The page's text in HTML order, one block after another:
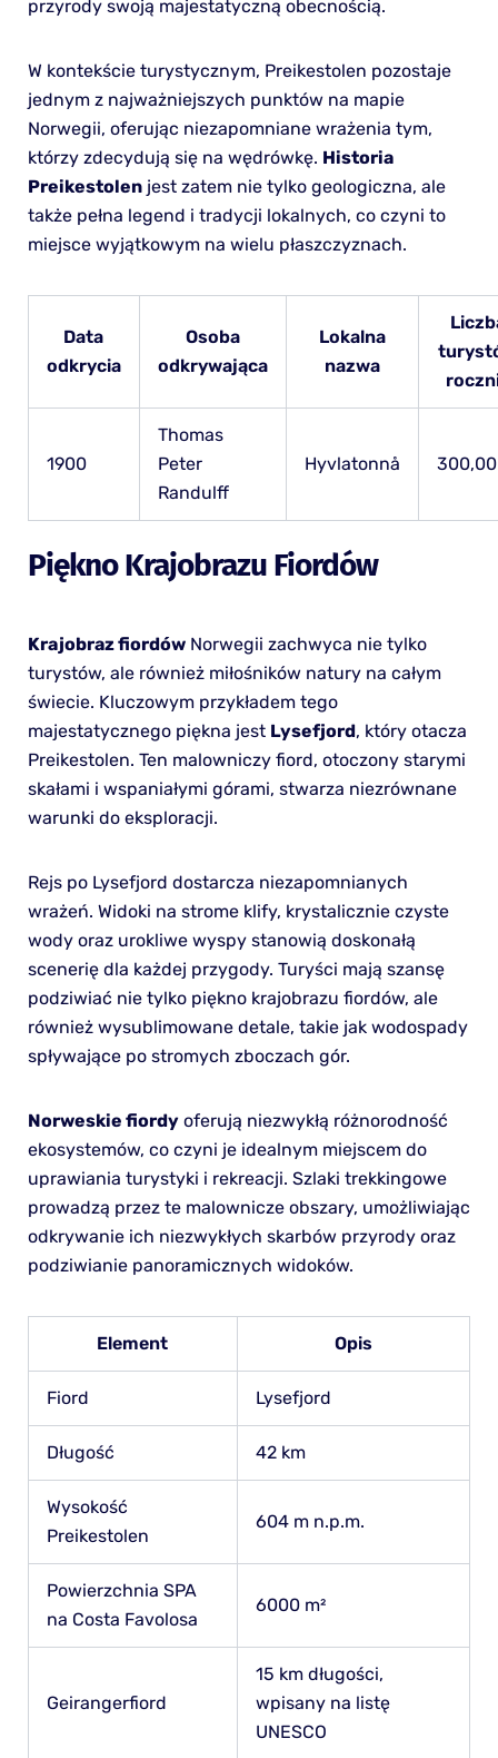
przyrody swoją majestatyczną obecnością.
W kontekście turystycznym, Preikestolen pozostaje
jednym z najważniejszych punktów na mapie
Norwegii, oferując niezapomniane wrażenia tym,
którzy zdecydują się na wędrówkę. Historia
Preikestolenjest zatem nie tylko geologiczna, ale
także pełna legend i tradycji lokalnych, co czyni to
miejsce wyjątkowym na wielu płaszczyznach.
Data
odkrycia
Osoba
odkrywająca
Lokalna
nazwa
1900
Thomas
Peter
Randulff
Hyvlatonnå
Piękno Krajobrazu Fiordów
Krajobraz fiordówNorwegii zachwyca nie tylko
turystów, ale również miłośników natury na całym
świecie. Kluczowym przykładem tego
majestatycznego piękna jest Lysefjord, który otacza
Preikestolen. Ten malowniczy fiord, otoczony starymi
skałami i wspaniałymi górami, stwarza niezrównane
warunki do eksploracji.
Rejs po Lysefjord dostarcza niezapomnianych
wrażeń. Widoki na strome klify, krystalicznie czyste
wody oraz urokliwe wyspy stanowią doskonałą
scenerię dla każdej przygody. Turyści mają szansę
podziwiać nie tylko piękno krajobrazu fiordów, ale
również wysublimowane detale, takie jak wodospady
spływające po stromych zboczach gór.
Norweskie fiordyoferują niezwykłą różnorodność
ekosystemów, co czyni je idealnym miejscem do
uprawiania turystyki i rekreacji. Szlaki trekkingowe
prowadzą przez te malownicze obszary, umożliwiając
odkrywanie ich niezwykłych skarbów przyrody oraz
podziwianie panoramicznych widoków.
Element Opis
Fiord Lysefjord
Długość 42 km
Wysokość
Preikestolen
604 m n.p.m.
Powierzchnia SPA
na Costa Favolosa
6000 m²
Geirangerfiord
15 km długości,
wpisany na listę
UNESCO